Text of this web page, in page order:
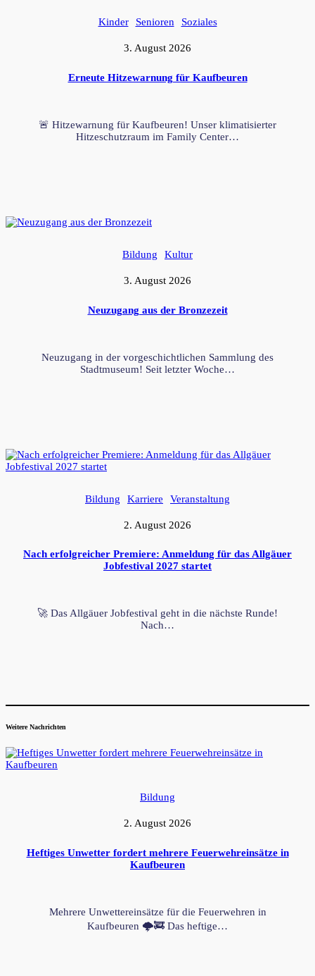
Kinder Senioren Soziales
3. August 2026
Erneute Hitzewarnung für Kaufbeuren
🚨 Hitzewarnung für Kaufbeuren! Unser klimatisierter
Hitzeschutzraum im Family Center…
Bildung Kultur
3. August 2026
Neuzugang aus der Bronzezeit
Neuzugang in der vorgeschichtlichen Sammlung des
Stadtmuseum! Seit letzter Woche…
Bildung Karriere Veranstaltung
2. August 2026
Nach erfolgreicher Premiere: Anmeldung für das Allgäuer
Jobfestival 2027 startet
🚀 Das Allgäuer Jobfestival geht in die nächste Runde!
Nach…
Weitere Nachrichten
Bildung
2. August 2026
Heftiges Unwetter fordert mehrere Feuerwehreinsätze in
Kaufbeuren
Mehrere Unwettereinsätze für die Feuerwehren in
Kaufbeuren 🌩️🚒 Das heftige…